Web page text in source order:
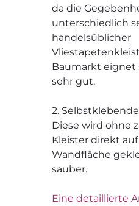
da die
unterschiedlich
handelsüblicher
Baumarkt eignet
sehr gut.
2.
Diese wird ohne
Kleister direkt
Wandfläche
sauber.
Eine detaillierte